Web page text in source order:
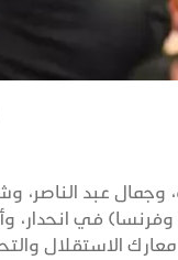
وجمال عبد
في انحدار،
الاستقلال